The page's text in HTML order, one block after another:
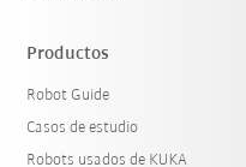
Productos
Robot Guide
Casos de estudio
Robots usados de KUKA